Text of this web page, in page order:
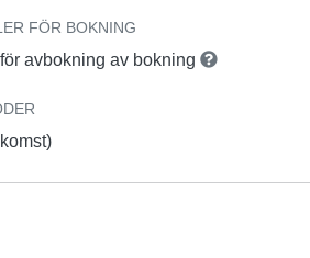
FÖR BOKNING
avbokning av bokning